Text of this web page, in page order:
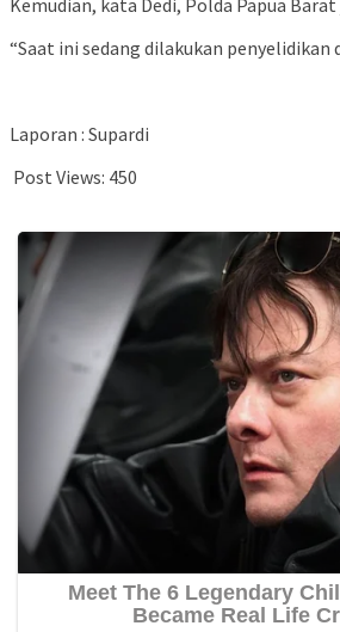
Kemudian, kata Dedi, Polda Papua
“Saat ini sedang dilakukan
Laporan : Supardi
Post Views: 450